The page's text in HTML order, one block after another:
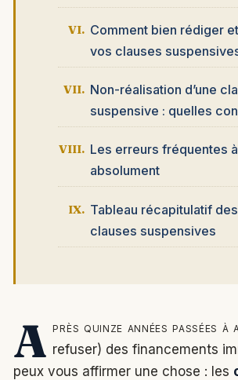
Comment bien rédiger
vos clauses
Non-réalisation d’une
suspensive : quelles
Les erreurs fréquentes
absolument
Tableau récapitulatif
clauses suspensives
A près quinze années passées
refuser) des financements
peux vous affirmer une chose : les